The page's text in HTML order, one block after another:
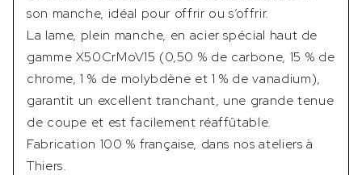
son manche, idéal pour offrir ou s’offrir.
La lame, plein manche, en acier spécial haut de
gamme X50CrMoV15 (0,50 % de carbone, 15 % de
chrome, 1 % de molybdène et 1 % de vanadium),
garantit un excellent tranchant, une grande tenue
de coupe et est facilement réaffûtable.
Fabrication 100 % française, dans nos ateliers à
Thiers.